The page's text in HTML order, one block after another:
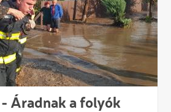
Áradnak a folyók